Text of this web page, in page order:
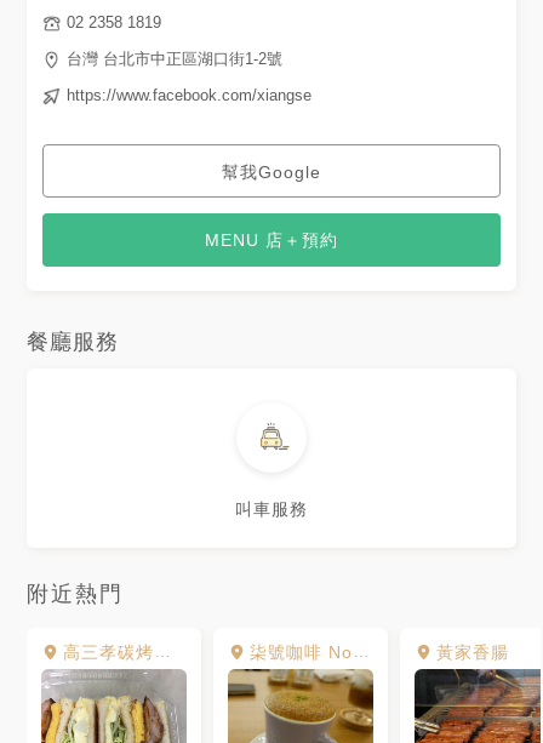
02 2358 1819
台灣 台北市中正區湖口街1-2號
https://www.facebook.com/xiangse
幫我Google
MENU 店＋預約
餐廳服務
叫車服務
附近熱門
高三孝碳烤吐司 南昌總店 柒號咖啡 No7. Coffee 黃家香腸